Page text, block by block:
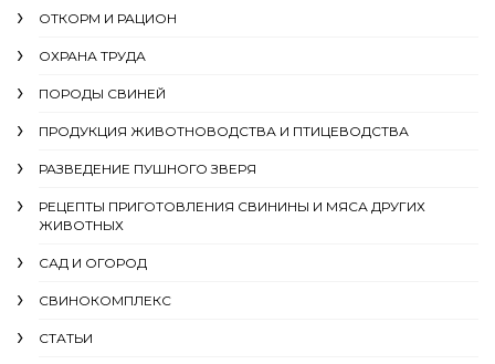
ОТКОРМ И РАЦИОН
ОХРАНА ТРУДА
ПОРОДЫ СВИНЕЙ
ПРОДУКЦИЯ ЖИВОТНОВОДСТВА И ПТИЦЕВОДСТВА
РАЗВЕДЕНИЕ ПУШНОГО ЗВЕРЯ
РЕЦЕПТЫ ПРИГОТОВЛЕНИЯ СВИНИНЫ И МЯСА ДРУГИХ
ЖИВОТНЫХ
САД И ОГОРОД
СВИНОКОМПЛЕКС
СТАТЬИ